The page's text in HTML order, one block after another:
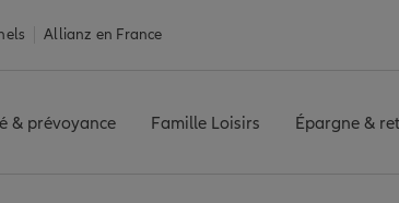
Allianz en France
& prévoyance Famille Loisirs Épargne &